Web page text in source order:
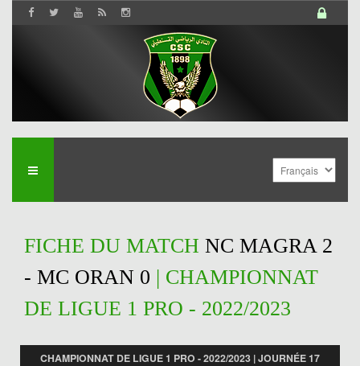
FICHE DU MATCH NC MAGRA 2
- MC ORAN 0 | CHAMPIONNAT
DE LIGUE 1 PRO - 2022/2023
CHAMPIONNAT DE LIGUE 1 PRO - 2022/2023 | JOURNÉE 17